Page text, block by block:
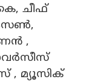
ചീഫ്
,
, മ്യൂസിക്